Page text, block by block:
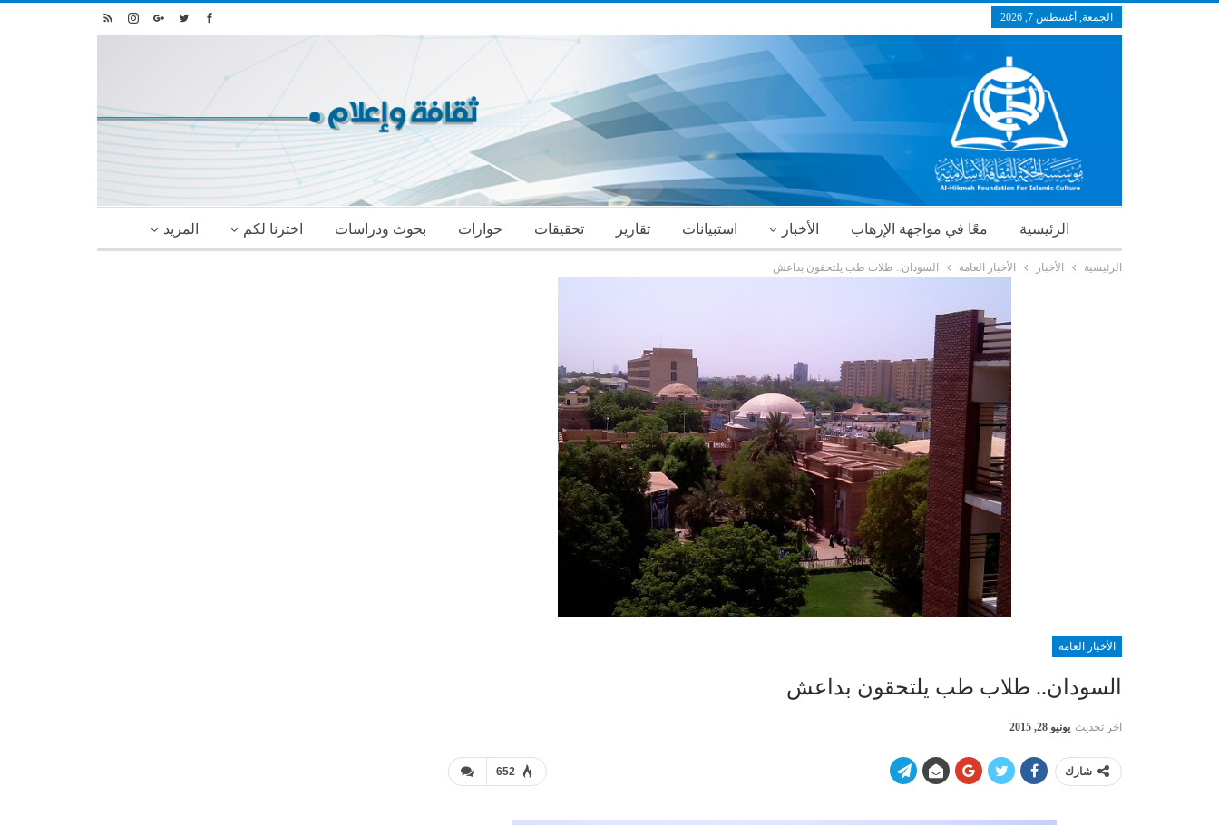
الجمعة, أغسطس 7, 2026
الرئيسية معًا في مواجهة الإرهاب الأخبار استبيانات تقارير تحقيقات حوارات بحوث ودراسات اخترنا لكم المزيد
الرئيسية الأخبار الأخبار العامة السودان.. طلاب طب يلتحقون بداعش
الأخبار العامة
السودان.. طلاب طب يلتحقون بداعش
اخر تحديث يونيو 28, 2015
652 شارك